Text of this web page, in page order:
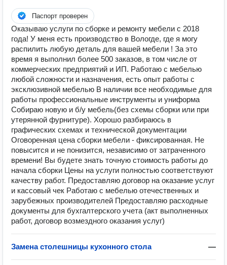
Паспорт проверен
Оказываю услуги по сборке и ремонту мебели с 2018
года! У меня есть производство в Вологде, где я могу
распилить любую деталь для вашей мебели ! За это
время я выполнил более 500 заказов, в том числе от
коммерческих предприятий и ИП. Работаю с мебелью
любой сложности и назначения, есть опыт работы с
эксклюзивной мебелью В наличии все необходимые для
работы профессиональные инструменты и униформа
Собираю новую и б/у мебель(без схемы сборки или при
утерянной фурнитуре). Хорошо разбираюсь в
графических схемах и технической документации
Оговоренная цена сборки мебели - фиксированная. Не
повысится и не понизится, независимо от затраченного
времени! Вы будете знать точную стоимость работы до
начала сборки Цены на услуги полностью соответствуют
качеству работ. Предоставляю договор на оказание услуг
и кассовый чек Работаю с мебелью отечественных и
зарубежных производителей Предоставляю расходные
документы для бухгалтерского учета (акт выполненных
работ, договор возмездного оказания услуг)
Замена столешницы кухонного стола —